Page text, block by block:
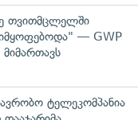
თვითმცლელში
იმყოფებოდა" — GWP
ტელეკომპანია